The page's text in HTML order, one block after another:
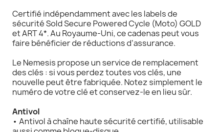
Certifié indépendamment avec les labels de
sécurité Sold Secure Powered Cycle (Moto) GOLD
et ART 4*. Au Royaume-Uni, ce cadenas peut vous
faire bénéficier de réductions d’assurance.
Le Nemesis propose un service de remplacement
des clés : si vous perdez toutes vos clés, une
nouvelle peut être fabriquée. Notez simplement le
numéro de votre clé et conservez-le en lieu sûr.
Antivol
• Antivol à chaîne haute sécurité certifié, utilisable